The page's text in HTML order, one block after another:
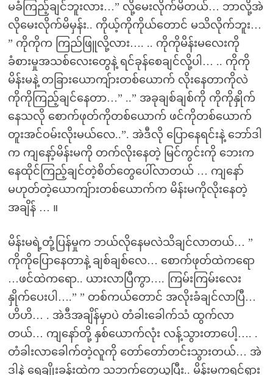
မခံကြည့်ချင်ဘူးလား…” လို့မေးလိုက်မိတယ်… ဘာလို့အဲ
လိုမေးလိုက်မိမှန်း.. ကိုယ့်ကိုကိုယ်တောင် မသိလိုက်ဘူး…
” ကိုကိုက ကြည်ဖြူလို့လား…. .. ကိုကိုမိန်းမလေးကို
ခံစားမှုအသစ်လေးတွေနဲ့ ရင်ခုန်စေချင်လို့ပါ… .. ကိုကို
မိန်းမနဲ့ တခြားယောကျ်ားတစ်ယောက် လိုးနေတာကိုလဲ
ကိုကိုကြည့်ချင်နေတာ…” ..” အခုချစ်ချစ်ကို ကိုကိုနှိုက်
နေသလို စောက်ဖုတ်ကိုတစ်ယောက် ဖင်ကိုတစ်ယောက်
တူးအင်ဝမ်းလိုးမယ်လေ..”. အဲဒီလို ပြောနေရင်းနဲ့ ဘော်ဒါ
က ကျနော့်မိန်းမကို တက်လိုးနေတဲ့ မြင်ကွင်းကို ဘေးက
နေထိုင်ကြည့်ချင်တဲ့စိတ်တွေပေါ်လာတယ် … ကျနော်
မဟုတ်တဲ့ယောကျ်ားတစ်ယောက်က မိန်းမကိုလိုးနေတဲ့
အချိန် … ။
မိန်းမရဲ့တုံ့ပြန်မှုက ဘယ်လိုနေမလဲသိချင်လာတယ်… ”
ကိုကိုပြောနေတာနဲ့ ချစ်ချစ်လေ… စောက်ဖုတ်ထဲကရော
…ဖင်ထဲကရော.. ယားလာပြီကွာ…. ကြမ်းကြမ်းလေး
နှိုက်ပေးပါ….” ” တစ်ကယ်တောင် အလိုးခံချင်လာပြီ…
ဟိဟိ… . အဲဒီအချိန်မှာပဲ တံခါးခေါက်သံ ထွက်လာ
တယ်… ကျနော်တို့ နှစ်ယောက်လုံး လန့်သွားတာပေါ့…. .
တံခါးလာခေါက်တဲ့လူကို တော်တော်တင်းသွားတယ်… အဲ
ဒါနဲ့ ရေချိုးခန်းထဲက သဘက်တွေယူပြီး.. မိန်းမကရင်ရှား